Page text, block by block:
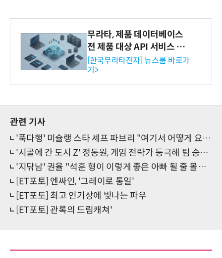
무라타, 제품 데이터베이스
전 제품 대상 API 서비스 제
공…73개 제품 카테고리로
확대
[한국무라타전자] 뉴스룸 바로가
기>
관련 기사
'푹다행' 미슐랭 스타 셰프 파브리 "여기서 어떻게 요리해요?"
'시골에 간 도시 Z' 정동원, 게임 전략가 등극해 팀 승리 견인
'지닦남' 권율 "석훈 형이 이렇게 좋은 아빠 될 줄 몰랐어"
[ET포토] 엔싸인, '그레이로 통일'
[ET포토] 최고 인기상에 빛나는 파우
[ET포토] 관록의 드림캐쳐'